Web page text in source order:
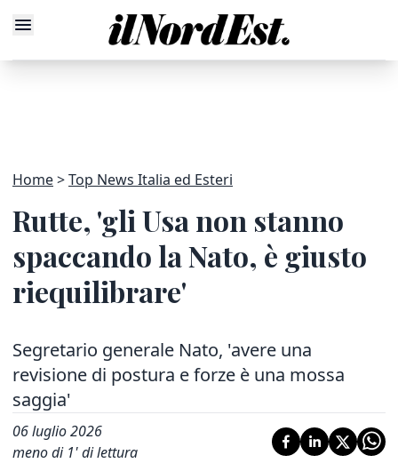
Home Top News Italia ed Esteri
Rutte, 'gli Usa non stanno
spaccando la Nato, è giusto
riequilibrare'
Segretario generale Nato, 'avere una
revisione di postura e forze è una mossa
saggia'
06 luglio 2026
meno di 1' di lettura